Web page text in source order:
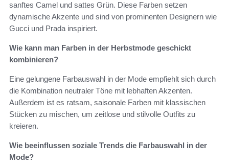
sanftes Camel und sattes Grün. Diese Farben setzen
dynamische Akzente und sind von prominenten Designern wie
Gucci und Prada inspiriert.
Wie kann man Farben in der Herbstmode geschickt
kombinieren?
Eine gelungene Farbauswahl in der Mode empfiehlt sich durch
die Kombination neutraler Töne mit lebhaften Akzenten.
Außerdem ist es ratsam, saisonale Farben mit klassischen
Stücken zu mischen, um zeitlose und stilvolle Outfits zu
kreieren.
Wie beeinflussen soziale Trends die Farbauswahl in der
Mode?